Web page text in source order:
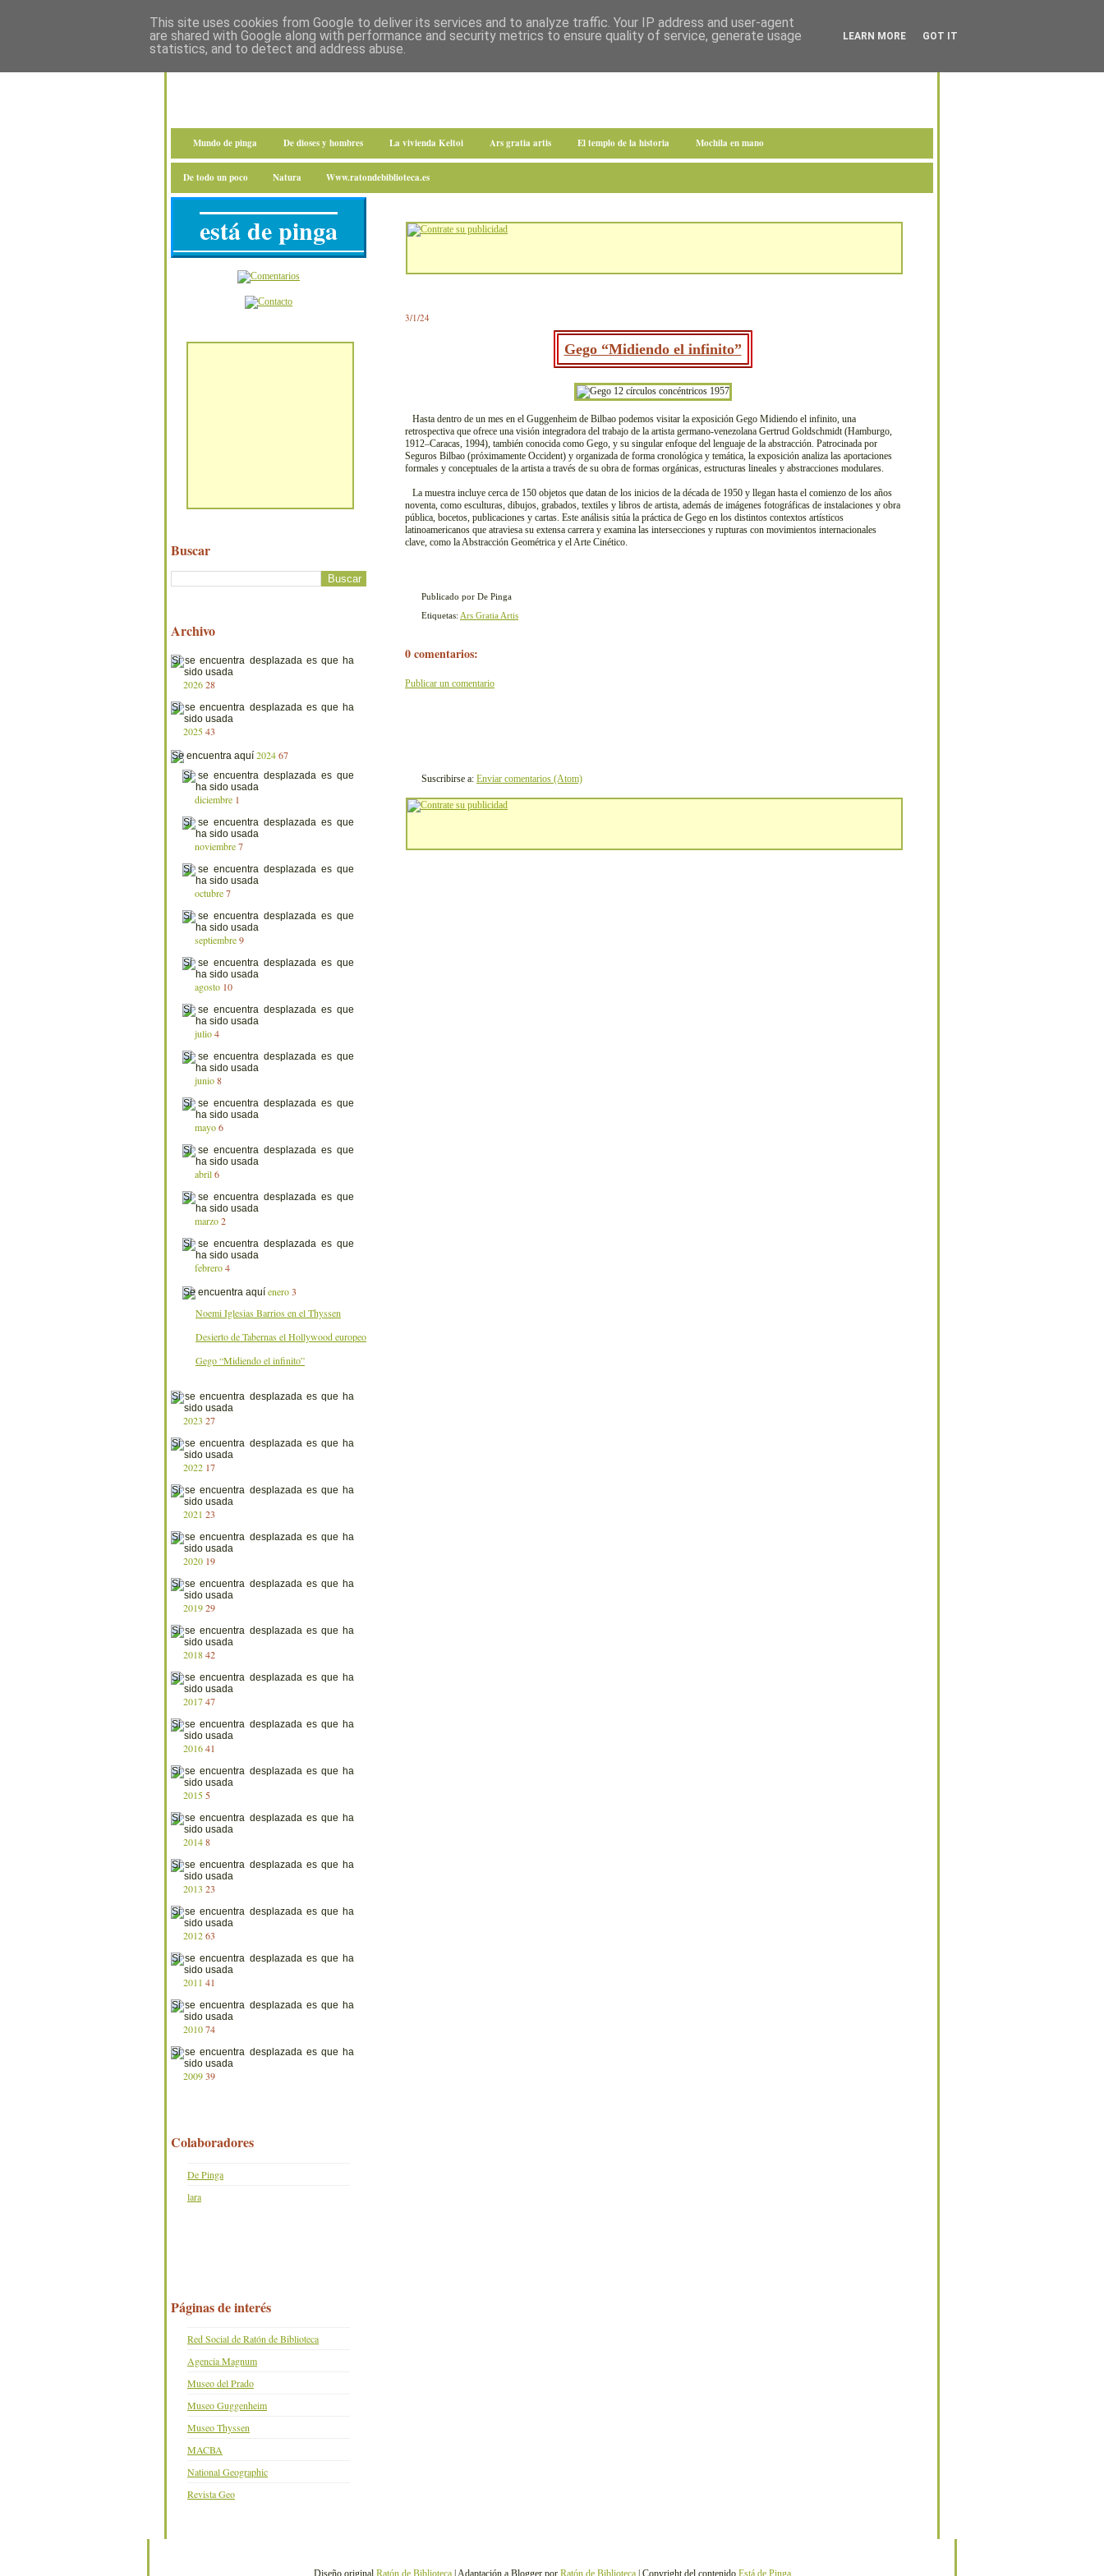
Mundo de pinga De dioses y hombres La vivienda Keltoi Ars gratia artis El templo de la historia Mochila en mano
De todo un poco Natura Www.ratondebiblioteca.es
3/1/24
Gego “Midiendo el infinito”
Hasta dentro de un mes en el Guggenheim de Bilbao podemos visitar la exposición Gego Midiendo el infinito, una
retrospectiva que ofrece una visión integradora del trabajo de la artista germano-venezolana Gertrud Goldschmidt (Hamburgo,
1912–Caracas, 1994), también conocida como Gego, y su singular enfoque del lenguaje de la abstracción. Patrocinada por
Seguros Bilbao (próximamente Occident) y organizada de forma cronológica y temática, la exposición analiza las aportaciones
formales y conceptuales de la artista a través de su obra de formas orgánicas, estructuras lineales y abstracciones modulares.
La muestra incluye cerca de 150 objetos que datan de los inicios de la década de 1950 y llegan hasta el comienzo de los años
noventa, como esculturas, dibujos, grabados, textiles y libros de artista, además de imágenes fotográficas de instalaciones y obra
pública, bocetos, publicaciones y cartas. Este análisis sitúa la práctica de Gego en los distintos contextos artísticos
latinoamericanos que atraviesa su extensa carrera y examina las intersecciones y rupturas con movimientos internacionales
clave, como la Abstracción Geométrica y el Arte Cinético.
Publicado por De Pinga
Etiquetas: Ars Gratia Artis
0 comentarios:
Publicar un comentario
Suscribirse a: Enviar comentarios (Atom)
está de pinga
Buscar
Archivo
202628
202543
202467
diciembre 1
noviembre 7
octubre 7
septiembre 9
agosto 10
julio 4
junio 8
mayo 6
abril 6
marzo 2
febrero 4
enero 3
Noemi Iglesias Barrios en el Thyssen
Desierto de Tabernas el Hollywood europeo
Gego “Midiendo el infinito”
2023 27
2022 17
2021 23
2020 19
201929
201842
201747
201641
2015 5
20148
2013 23
201263
2011 41
201074
200939
Colaboradores
De Pinga
lara
Páginas de interés
Red Social de Ratón de Biblioteca
Agencia Magnum
Museo del Prado
Museo Guggenheim
Museo Thyssen
MACBA
National Geographic
Revista Geo
Diseño original Ratón de Biblioteca| Adaptación a Blogger por Ratón de Biblioteca| Copyright del contenido Está de Pinga
This site uses cookies from Google to deliver its services and to analyze traffic. Your IP address and user-agent
are shared with Google along with performance and security metrics to ensure quality of service, generate usage
statistics, and to detect and address abuse.
LEARN MORE GOT IT